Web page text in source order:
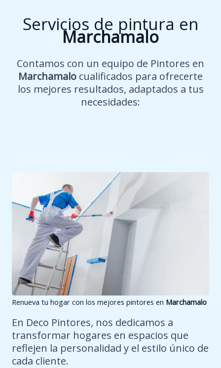
Servicios de pintura en
Marchamalo
Contamos con un equipo de Pintores en
Marchamalo cualificados para ofrecerte
los mejores resultados, adaptados a tus
necesidades:
Renueva tu hogar con los mejores pintores en Marchamalo
En Deco Pintores, nos dedicamos a
transformar hogares en espacios que
reflejen la personalidad y el estilo único de
cada cliente.